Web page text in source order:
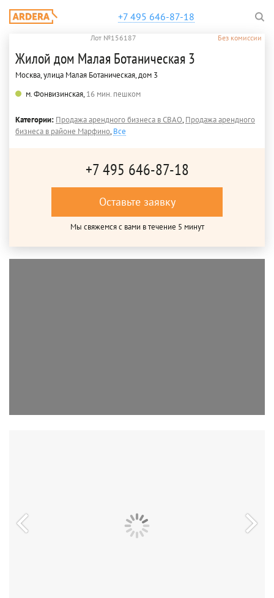
+7 495 646-87-18
Лот №156187 Без комиссии
Жилой дом Малая Ботаническая 3
Москва, улица Малая Ботаническая, дом 3
м. Фонвизинская,16 мин. пешком
Категории: Продажа арендного бизнеса в СВАО,Продажа арендного
бизнеса в районе Марфино,Все
+7 495 646-87-18
Оставьте заявку
Мы свяжемся с вами в течение 5 минут